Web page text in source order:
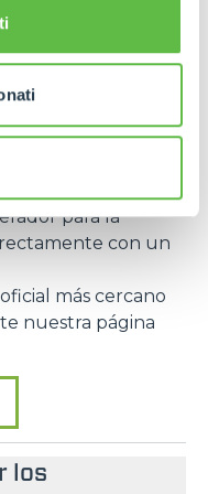
el manual
para la
con un
más cercano
nuestra página
los